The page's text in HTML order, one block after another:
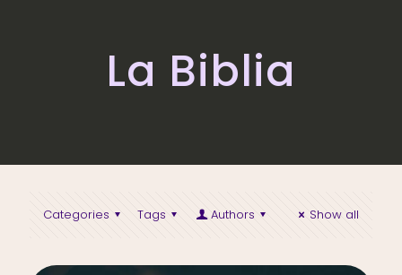
La Biblia
Categories Tags Authors Show all